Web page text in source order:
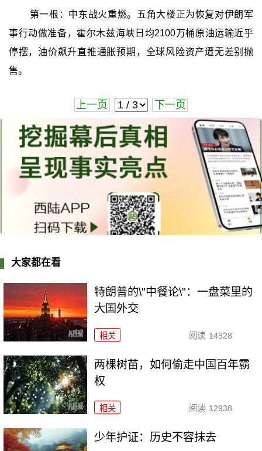
第一根：中东战火重燃。五角大楼正为恢复对伊朗军
事行动做准备，霍尔木兹海峡日均2100万桶原油运输近乎
停摆，油价飙升直推通胀预期，全球风险资产遭无差别抛
售。
上一页 下一页
大家都在看
特朗普的\"中餐论\"：一盘菜里的
大国外交
相关 阅读 14828
两棵树苗，如何偷走中国百年霸
权
相关 阅读 12938
少年护证：历史不容抹去